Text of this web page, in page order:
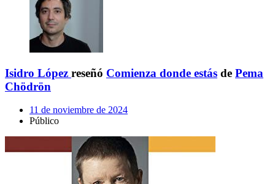
Isidro López reseñó Comienza donde estás de Pema
Chödrön
11 de noviembre de 2024
Público